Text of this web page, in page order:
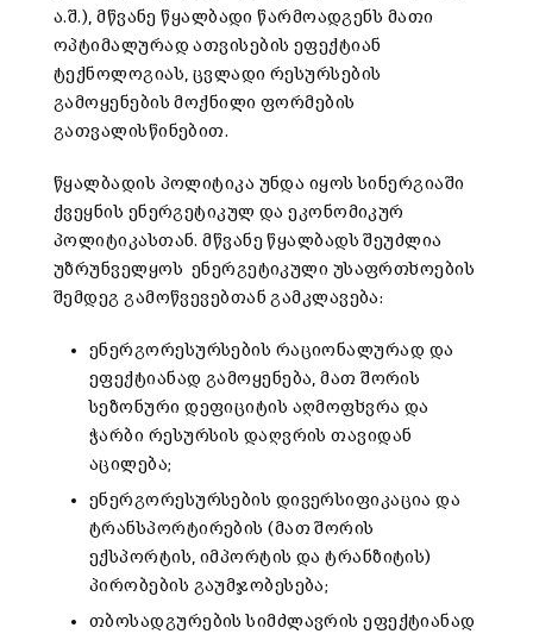
ა.შ.), მწვანე წყალბადი წარმოადგენს მათი
ოპტიმალურად ათვისების ეფექტიან
ტექნოლოგიას, ცვლადი რესურსების
გამოყენების მოქნილი ფორმების
გათვალისწინებით.
წყალბადის პოლიტიკა უნდა იყოს სინერგიაში
ქვეყნის ენერგეტიკულ და ეკონომიკურ
პოლიტიკასთან. მწვანე წყალბადს შეუძლია
უზრუნველყოს ენერგეტიკული უსაფრთხოების
შემდეგ გამოწვევებთან გამკლავება:
ენერგორესურსების რაციონალურად და
ეფექტიანად გამოყენება, მათ შორის
სეზონური დეფიციტის აღმოფხვრა და
ჭარბი რესურსის დაღვრის თავიდან
აცილება;
ენერგორესურსების დივერსიფიკაცია და
ტრანსპორტირების (მათ შორის
ექსპორტის, იმპორტის და ტრანზიტის)
პირობების გაუმჯობესება;
თბოსადგურების სიმძლავრის ეფექტიანად